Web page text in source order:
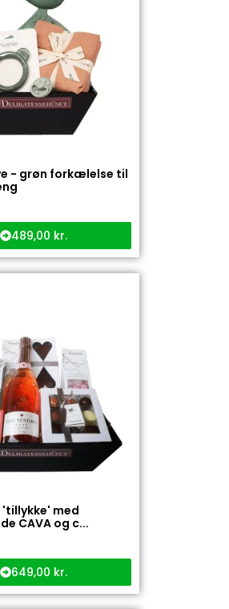
- grøn forkælelse til
489,00 kr.
'tillykke' med
CAVA og c...
649,00 kr.